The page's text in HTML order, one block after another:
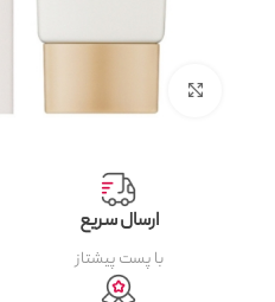
ارسال سریع
با پست پیشتاز